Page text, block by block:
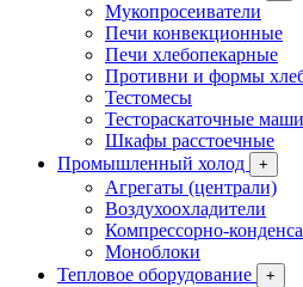
Мукопросеиватели
Печи конвекционные
Печи хлебопекарные
Противни и формы
Тестомесы
Тестораскаточные
Шкафы расстоечные
Промышленный холод
+
Агрегаты (централи)
Воздухоохладители
Компрессорно-
Моноблоки
Тепловое оборудование
+